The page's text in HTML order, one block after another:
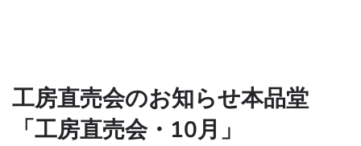
工房直売会のお知らせ本品堂
「工房直売会・10月」